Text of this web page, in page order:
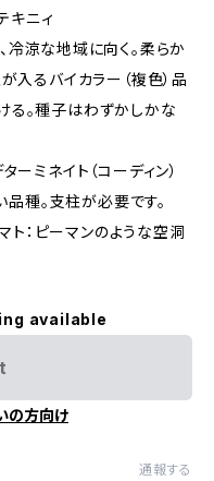
キニィ
涼な地域に向く。柔らか
入るバイカラー（複色）品
。種子はわずかしかな
ネイト（コーディン）
種。支柱が必要です。
：ピーマンのような空洞
available
の方向け
通報する